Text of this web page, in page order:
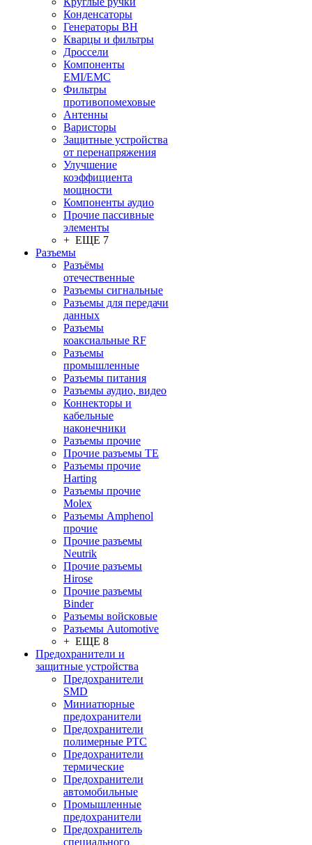
Конденсаторы
Генераторы ВН
Кварцы и фильтры
Дроссели
Компоненты
EMI/EMC
Фильтры
противопомеховые
Антенны
Варисторы
Защитные устройства
от перенапряжения
Улучшение
коэффициента
мощности
Компоненты аудио
Прочие пассивные
элементы
+ ЕЩЕ 7
Разъeмы
Разъёмы
отечественные
Разъeмы сигнальные
Разъeмы для передачи
данных
Разъeмы
коаксиальные RF
Разъeмы
промышленные
Разъeмы питания
Разъeмы аудио, видео
Коннекторы и
кабельные
наконечники
Разъeмы прочие
Прочие разъемы TE
Разъемы прочие
Harting
Разъемы прочие
Molex
Разъемы Amphenol
прочие
Прочие разъемы
Neutrik
Прочие разъемы
Hirose
Прочие разъемы
Binder
Разъемы войсковые
Разъeмы Automotive
+ ЕЩЕ 8
Предохранители и
защитные устройства
Предохранители
SMD
Миниатюрные
предохранители
Предохранители
полимерные PTC
Предохранители
термические
Предохранители
автомобильные
Промышленные
предохранители
Предохранитель
специального